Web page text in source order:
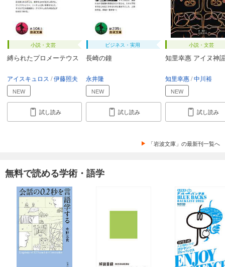
小説・文芸
縛られたプロメーテウス
アイスキュロス 伊藤照夫
NEW
試し読み
ビジネス・実用
長崎の鐘
永井隆
NEW
試し読み
小説・文芸
知里幸惠 アイヌ神
知里幸惠 中川裕
NEW
試し読み
「岩波文庫」の最新刊一覧へ
無料で読める学術・語学